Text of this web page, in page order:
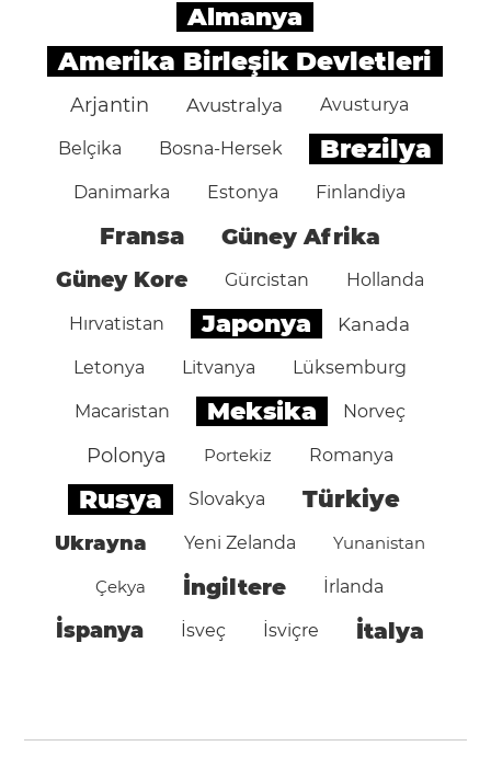
Almanya
Amerika Birleşik Devletleri
Arjantin Avustralya Avusturya
Belçika Bosna-Hersek Brezilya
Danimarka Estonya Finlandiya
Fransa Güney Afrika
Güney Kore Gürcistan Hollanda
Hırvatistan Japonya Kanada
Letonya Litvanya Lüksemburg
Macaristan Meksika Norveç
Polonya Portekiz Romanya
Rusya Slovakya Türkiye
Ukrayna Yeni Zelanda Yunanistan
Çekya İngiltere İrlanda
İspanya İsveç İsviçre İtalya